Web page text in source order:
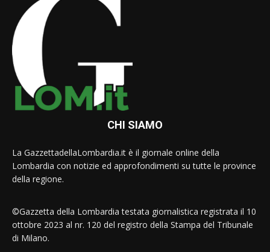
CHI SIAMO
La GazzettadellaLombardia.it è il giornale online della
Lombardia con notizie ed approfondimenti su tutte le province
della regione.
©Gazzetta della Lombardia testata giornalistica registrata il 10
ottobre 2023 al nr. 120 del registro della Stampa del Tribunale
di Milano.